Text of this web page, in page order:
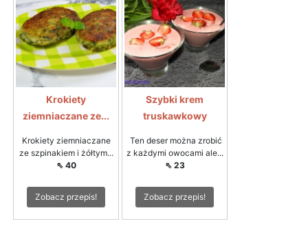
Krokiety
ziemniaczane ze...
Krokiety ziemniaczane
ze szpinakiem i żółtym...
⇖ 40
Zobacz przepis!
Szybki krem
truskawkowy
Ten deser można zrobić
z każdymi owocami ale...
⇖ 23
Zobacz przepis!